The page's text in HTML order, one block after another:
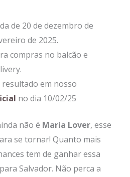
de 20 de dezembro de
de 2025.
compras no balcão e
em nosso
no dia 10/02/25
não é Maria Lover, esse
se tornar! Quanto mais
tem de ganhar essa
Salvador. Não perca a